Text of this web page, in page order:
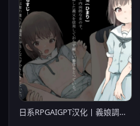
日系RPGAIGPT汉化丨義娘調教2～生意気な娘の躾け方～ 义女调教2之调教傲慢女儿1.0XY版(礼包码：142495)【20231213】